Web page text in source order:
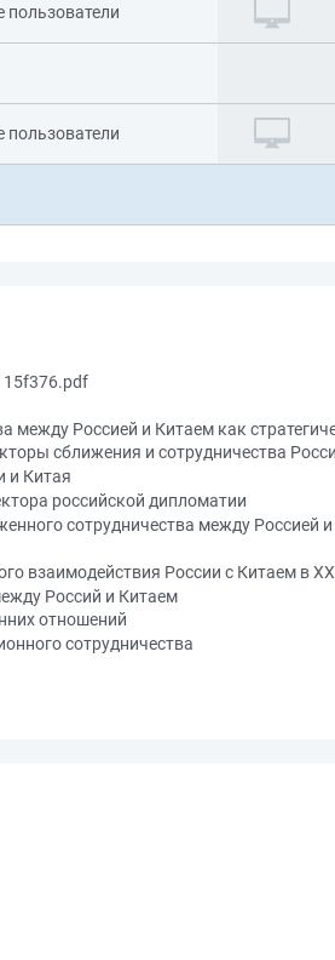
между Россией и Китаем как
сближения и сотрудничества
и Китая
российской дипломатии
сотрудничества между Россией
взаимодействия России с Китаем в
Россий и Китаем
отношений
сотрудничества